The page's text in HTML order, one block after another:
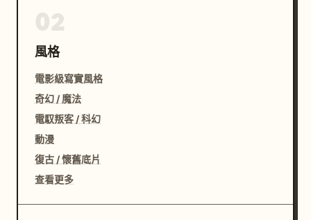
風格
電影級寫實風格
奇幻 / 魔法
電馭叛客 / 科幻
動漫
復古 / 懷舊底片
查看更多